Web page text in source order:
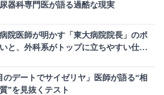
器科専門医が語る過酷な現実
院医師が明かす「東大病院院長」のポ
と、外科系がトップに立ちやすい仕組
のデートでサイゼリヤ」医師が語る“相
”を見抜くテスト